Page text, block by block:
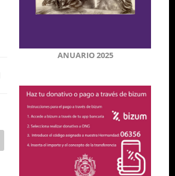
ANUARIO 2025